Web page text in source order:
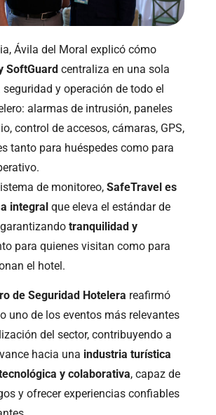
Ávila del Moral explicó cómo
SoftGuard centraliza en una sola
y operación de todo el
alarmas de intrusión, paneles
control de accesos, cámaras, GPS,
tanto para huéspedes como para
de monitoreo, SafeTravel es
integral que eleva el estándar de
tranquilidad y
para quienes visitan como para
el hotel.
de Seguridad Hotelera reafirmó
uno de los eventos más relevantes
del sector, contribuyendo a
hacia una industria turística
y colaborativa, capaz de
y ofrecer experiencias confiables